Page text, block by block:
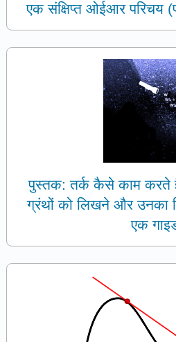
एक संक्षिप्त ओईआर परिचय
पुस्तक: तर्क कैसे काम करते
ग्रंथों को लिखने और उनका
एक